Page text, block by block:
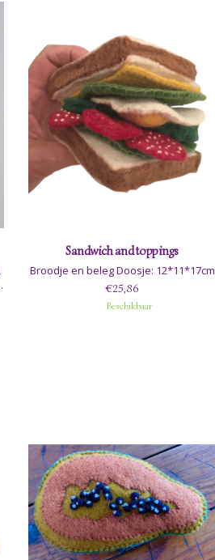
Sandwich and toppings
Broodje en beleg Doosje: 12*11*17cm
€25,86
Beschikbaar